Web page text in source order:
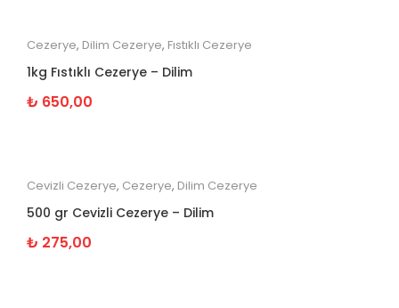
Cezerye, Dilim Cezerye, Fıstıklı Cezerye
1kg Fıstıklı Cezerye – Dilim
₺ 650,00
Cevizli Cezerye, Cezerye, Dilim Cezerye
500 gr Cevizli Cezerye – Dilim
₺ 275,00